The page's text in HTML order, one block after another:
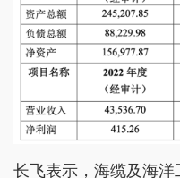
长飞表示，海缆及海